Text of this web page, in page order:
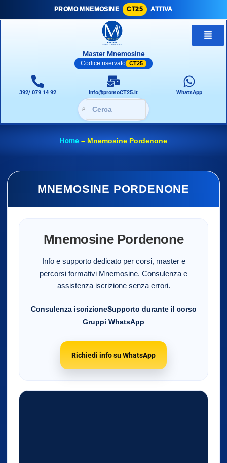
PROMO MNEMOSINE CT25 ATTIVA
Master Mnemosine
Codice riservato CT25
392/ 079 14 92 Info@promoCT25.it WhatsApp
🔎
Home – Mnemosine Pordenone
MNEMOSINE PORDENONE
Mnemosine Pordenone
Info e supporto dedicato per corsi, master e
percorsi formativi Mnemosine. Consulenza e
assistenza iscrizione senza errori.
Consulenza iscrizioneSupporto durante il corso
Gruppi WhatsApp
Richiedi info su WhatsApp